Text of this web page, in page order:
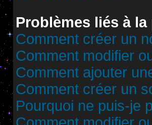
Problèmes liés à
Comment créer un
Comment modifier
Comment ajouter
Comment créer un
Pourquoi ne puis-je